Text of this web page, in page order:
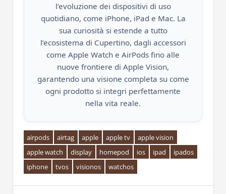
l’evoluzione dei dispositivi di uso
quotidiano, come iPhone, iPad e Mac. La
sua curiosità si estende a tutto
l’ecosistema di Cupertino, dagli accessori
come Apple Watch e AirPods fino alle
nuove frontiere di Apple Vision,
garantendo una visione completa su come
ogni prodotto si integri perfettamente
nella vita reale.
airpods airtag apple apple tv
apple vision
apple watch
display homepod ios ipad
ipados
iphone
tvos visionos watchos